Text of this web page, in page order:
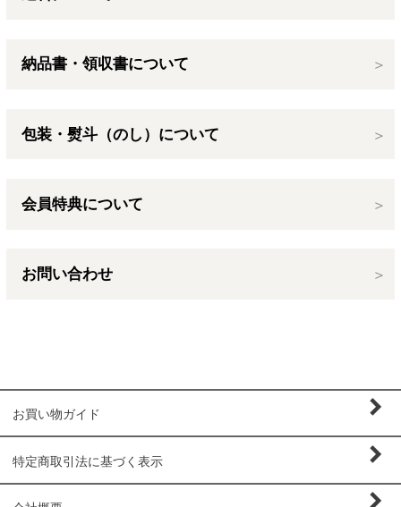
納品書・領収書について
包装・熨斗（のし）について
会員特典について
お問い合わせ
お買い物ガイド
特定商取引法に基づく表示